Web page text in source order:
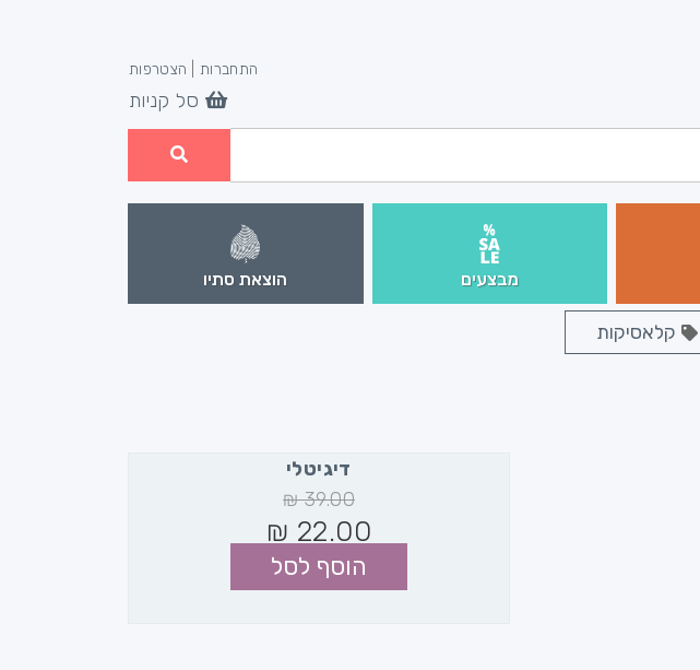
התחברות הצטרפות
סל קניות
מבצעים הוצאת סתיו
קלאסיקות
דיגיטלי
39.00
₪
22.00
₪
הוסף לסל